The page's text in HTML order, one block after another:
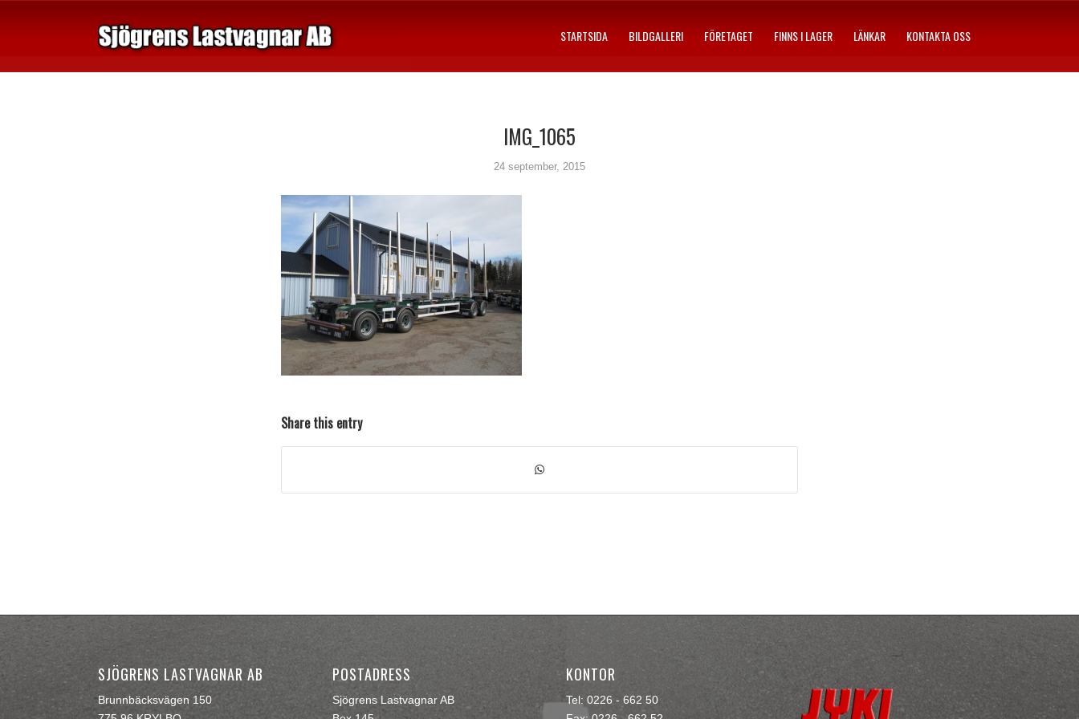
STARTSIDA BILDGALLERI FÖRETAGET FINNS I LAGER LÄNKAR KONTAKTA OSS
IMG_1065
24 september, 2015
Share this entry
SJÖGRENS LASTVAGNAR AB
Brunnbäcksvägen 150
POSTADRESS
Sjögrens Lastvagnar AB
KONTOR
Tel: 0226 - 662 50